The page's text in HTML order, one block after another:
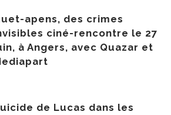
apens, des crimes
ciné-rencontre le 27
à Angers, avec Quazar et
de Lucas dans les